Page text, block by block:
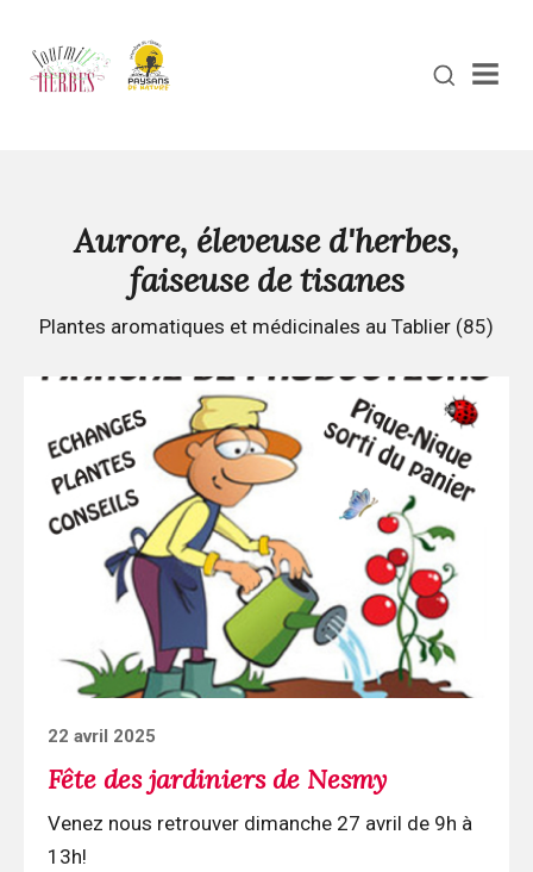
Aurore, éleveuse d'herbes,
faiseuse de tisanes
Plantes aromatiques et médicinales au Tablier (85)
lecture
Fête
des
jardiniers
Posted
on
22 avril 2025
Fête des jardiniers de Nesmy
Venez nous retrouver dimanche 27 avril de 9h à
13h!